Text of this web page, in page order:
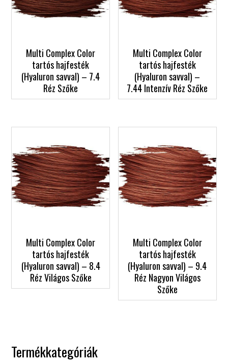
Multi Complex Color
tartós hajfesték
(Hyaluron savval) – 7.4
Réz Szőke
Multi Complex Color
tartós hajfesték
(Hyaluron savval) –
7.44 Intenzív Réz Szőke
Multi Complex Color
tartós hajfesték
(Hyaluron savval) – 8.4
Réz Világos Szőke
Multi Complex Color
tartós hajfesték
(Hyaluron savval) – 9.4
Réz Nagyon Világos
Szőke
Termékkategóriák